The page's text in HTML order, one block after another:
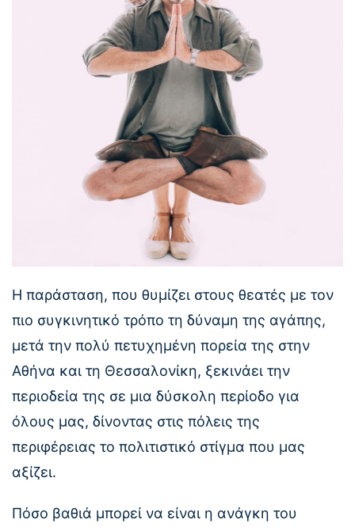
Η παράσταση, που θυμίζει στους θεατές με τον
πιο συγκινητικό τρόπο τη δύναμη της αγάπης,
μετά την πολύ πετυχημένη πορεία της στην
Αθήνα και τη Θεσσαλονίκη, ξεκινάει την
περιοδεία της σε μια δύσκολη περίοδο για
όλους μας, δίνοντας στις πόλεις της
περιφέρειας το πολιτιστικό στίγμα που μας
αξίζει.
Πόσο βαθιά μπορεί να είναι η ανάγκη του